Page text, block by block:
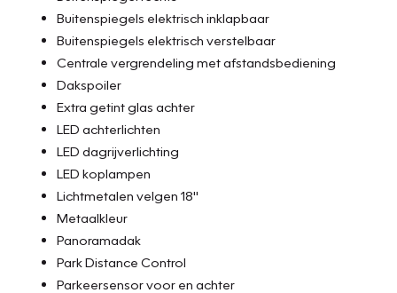
Buitenspiegels elektrisch inklapbaar
Buitenspiegels elektrisch verstelbaar
Centrale vergrendeling met afstandsbediening
Dakspoiler
Extra getint glas achter
LED achterlichten
LED dagrijverlichting
LED koplampen
Lichtmetalen velgen 18"
Metaalkleur
Panoramadak
Park Distance Control
Parkeersensor voor en achter